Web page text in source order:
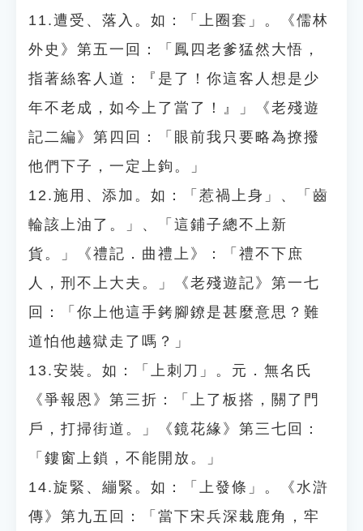
11.遭受、落入。如：「上圈套」。《儒林
外史》第五一回：「鳳四老爹猛然大悟，
指著絲客人道：『是了！你這客人想是少
年不老成，如今上了當了！』」《老殘遊
記二編》第四回：「眼前我只要略為撩撥
他們下子，一定上鉤。」
12.施用、添加。如：「惹禍上身」、「齒
輪該上油了。」、「這鋪子總不上新
貨。」《禮記．曲禮上》：「禮不下庶
人，刑不上大夫。」《老殘遊記》第一七
回：「你上他這手銬腳鐐是甚麼意思？難
道怕他越獄走了嗎？」
13.安裝。如：「上刺刀」。元．無名氏
《爭報恩》第三折：「上了板搭，關了門
戶，打掃街道。」《鏡花緣》第三七回：
「鏤窗上鎖，不能開放。」
14.旋緊、繃緊。如：「上發條」。《水滸
傳》第九五回：「當下宋兵深栽鹿角，牢